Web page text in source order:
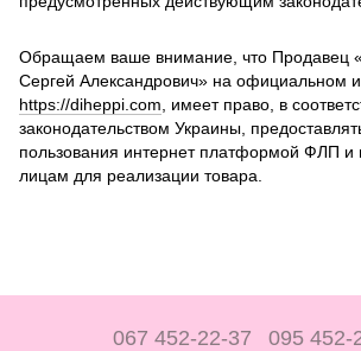
Обращаем ваше внимание, что Продавец
Сергей Александрович» на официальном
https://diheppi.com , имеет право, в
законодательством Украины,
пользования интернет платформой ФЛП и
лицам для реализации товара.
067 452-22-37 095 452-